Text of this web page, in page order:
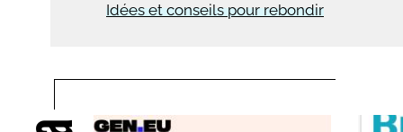
Idées et conseils pour rebondir